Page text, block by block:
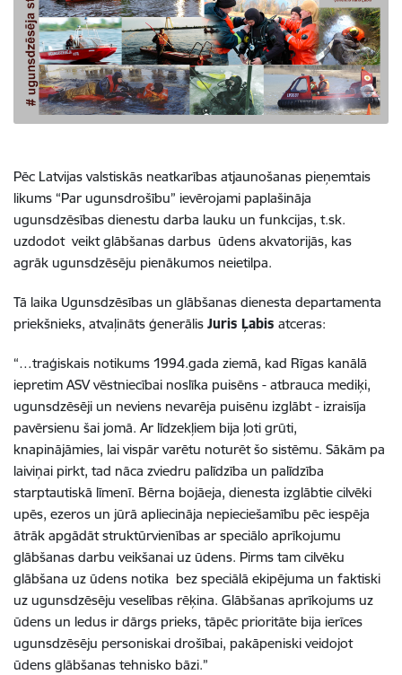
Pēc Latvijas valstiskās neatkarības atjaunošanas pieņemtais
likums “Par ugunsdrošību” ievērojami paplašināja
ugunsdzēsības dienestu darba lauku un funkcijas, t.sk.
uzdodot veikt glābšanas darbus ūdens akvatorijās, kas
agrāk ugunsdzēsēju pienākumos neietilpa.
Tā laika Ugunsdzēsības un glābšanas dienesta departamenta
priekšnieks, atvaļināts ģenerālis Juris Ļabis atceras:
“…traģiskais notikums 1994.gada ziemā, kad Rīgas kanālā
iepretim ASV vēstniecībai noslīka puisēns - atbrauca mediķi,
ugunsdzēsēji un neviens nevarēja puisēnu izglābt - izraisīja
pavērsienu šai jomā. Ar līdzekļiem bija ļoti grūti,
knapinājāmies, lai vispār varētu noturēt šo sistēmu. Sākām pa
laiviņai pirkt, tad nāca zviedru palīdzība un palīdzība
starptautiskā līmenī. Bērna bojāeja, dienesta izglābtie cilvēki
upēs, ezeros un jūrā apliecināja nepieciešamību pēc iespēja
ātrāk apgādāt struktūrvienības ar speciālo aprīkojumu
glābšanas darbu veikšanai uz ūdens. Pirms tam cilvēku
glābšana uz ūdens notika bez speciālā ekipējuma un faktiski
uz ugunsdzēsēju veselības rēķina. Glābšanas aprīkojums uz
ūdens un ledus ir dārgs prieks, tāpēc prioritāte bija ierīces
ugunsdzēsēju personiskai drošībai, pakāpeniski veidojot
ūdens glābšanas tehnisko bāzi.”